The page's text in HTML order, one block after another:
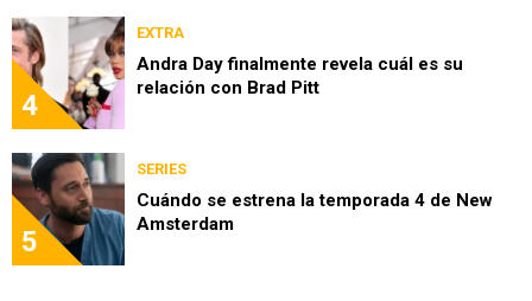
4
EXTRA
Andra Day finalmente revela cuál es su
relación con Brad Pitt
5
SERIES
Cuándo se estrena la temporada 4 de New
Amsterdam